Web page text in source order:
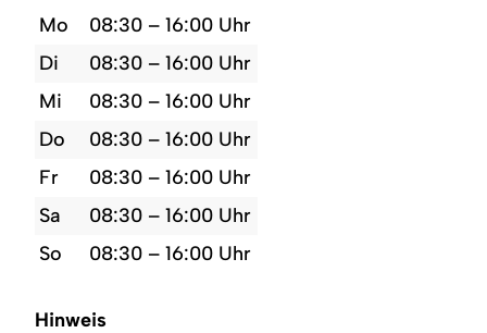
Mo
08:30 – 16:00 Uhr
Di
08:30 – 16:00 Uhr
Mi
08:30 – 16:00 Uhr
Do
08:30 – 16:00 Uhr
Fr
08:30 – 16:00 Uhr
Sa
08:30 – 16:00 Uhr
So
08:30 – 16:00 Uhr
Hinweis